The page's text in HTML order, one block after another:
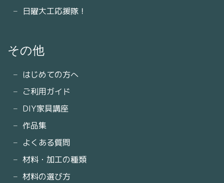
日曜大工応援隊！
その他
はじめての方へ
ご利用ガイド
DIY家具講座
作品集
よくある質問
材料・加工の種類
材料の選び方